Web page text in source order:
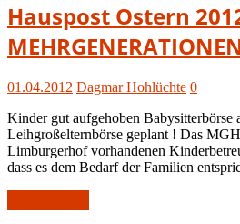
Hauspost
Ostern-
2012
Hauspost Ostern
01.04.2012 Dagmar Hohlüchte 0
Kinder gut aufgehoben Babysitterbörse
Leihgroßelternbörse geplant ! Das
Limburgerhof vorhandenen
dass es dem Bedarf der Familien